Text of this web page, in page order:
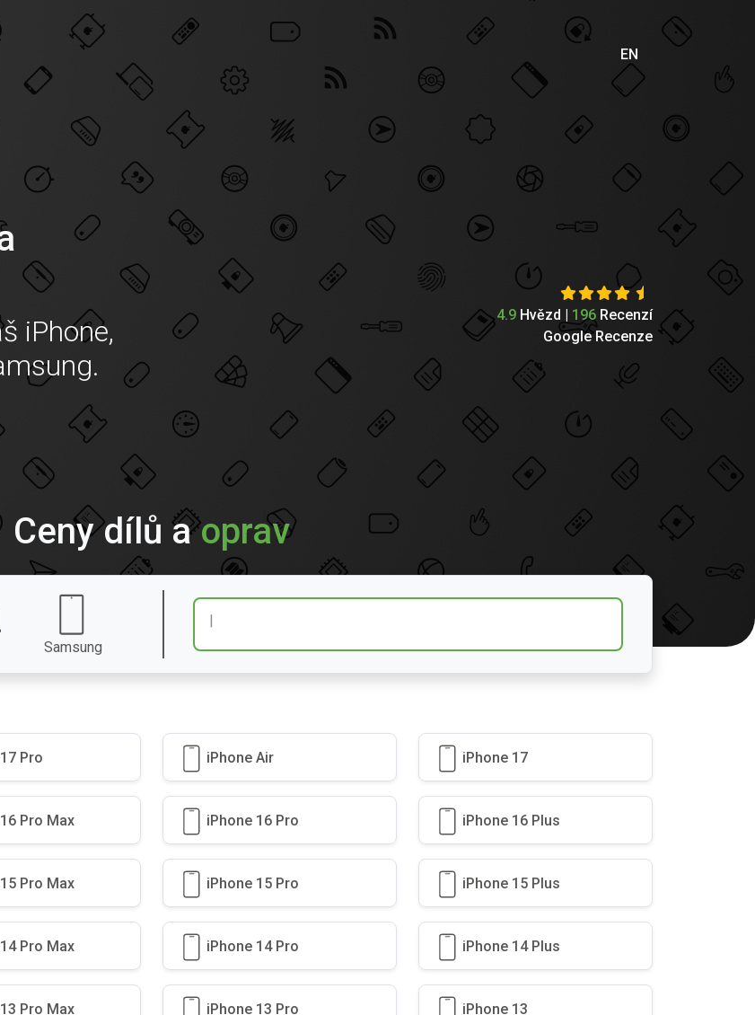
EN
iPhone,
4.9 Hvězd | 196 Recenzí
Google Recenze
Ceny dílů aoprav
Samsung
Pro iPhone Air iPhone 17
Pro Max iPhone 16 Pro iPhone 16 Plus
Pro Max iPhone 15 Pro iPhone 15 Plus
Pro Max iPhone 14 Pro iPhone 14 Plus
Pro Max iPhone 13 Pro iPhone 13